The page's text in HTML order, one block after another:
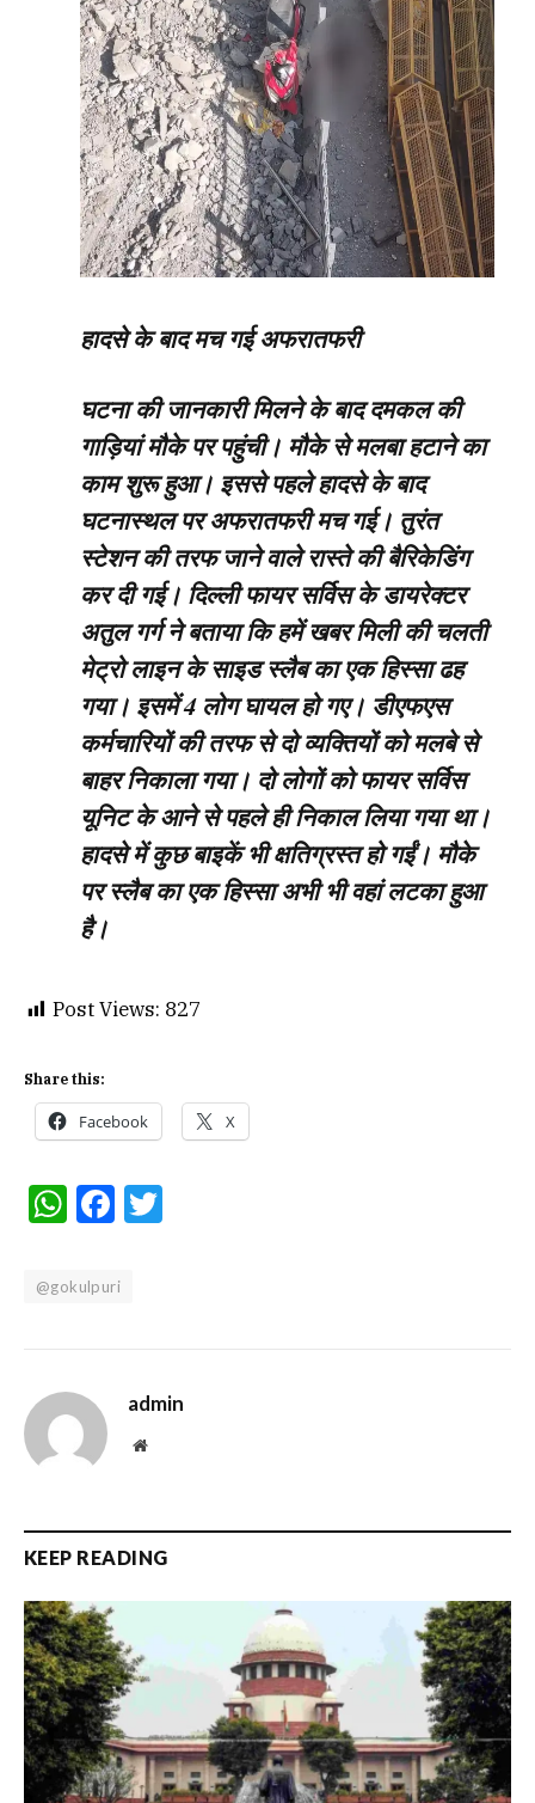
हादसे के बाद मच गई अफरातफरी
घटना की जानकारी मिलने के बाद दमकल की
गाड़ियां मौके पर पहुंची। मौके से मलबा हटाने का
काम शुरू हुआ। इससे पहले हादसे के बाद
घटनास्थल पर अफरातफरी मच गई। तुरंत
स्टेशन की तरफ जाने वाले रास्ते की बैरिकेडिंग
कर दी गई। दिल्ली फायर सर्विस के डायरेक्टर
अतुल गर्ग ने बताया कि हमें खबर मिली की चलती
मेट्रो लाइन के साइड स्लैब का एक हिस्सा ढह
गया। इसमें 4 लोग घायल हो गए। डीएफएस
कर्मचारियों की तरफ से दो व्यक्तियों को मलबे से
बाहर निकाला गया। दो लोगों को फायर सर्विस
यूनिट के आने से पहले ही निकाल लिया गया था।
हादसे में कुछ बाइकें भी क्षतिग्रस्त हो गईं। मौके
पर स्लैब का एक हिस्सा अभी भी वहां लटका हुआ
है।
Post Views: 827
Share this:
Facebook X
WhatsApp
Facebook
@gokulpuri
admin
Website
KEEP READING